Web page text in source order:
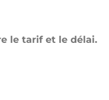
le tarif et le délai.